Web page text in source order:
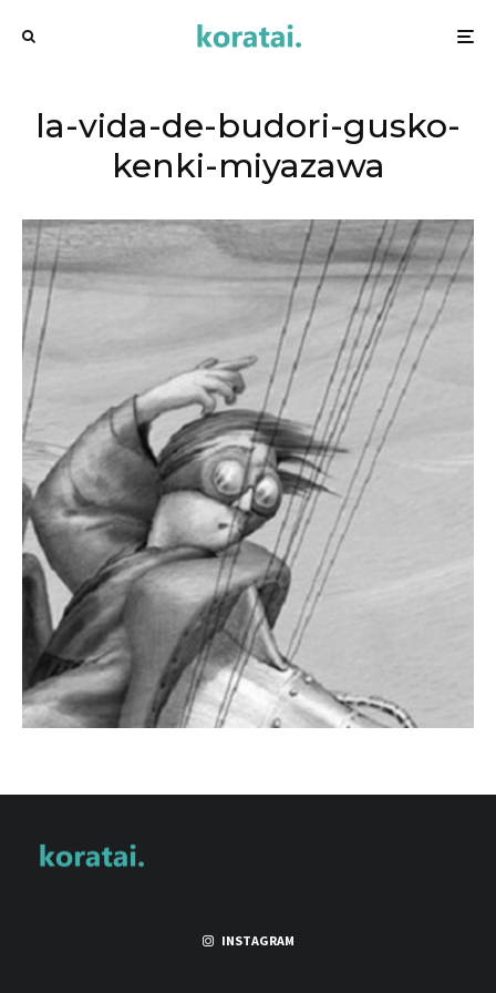
la-vida-de-budori-gusko-
kenki-miyazawa
INSTAGRAM